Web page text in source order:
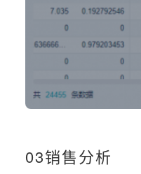
03销售分析